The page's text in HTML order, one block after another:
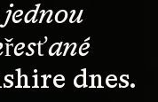
jednou
dnes.